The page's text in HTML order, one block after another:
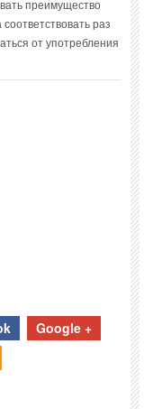
преимущество
раз
от употребления
Google +